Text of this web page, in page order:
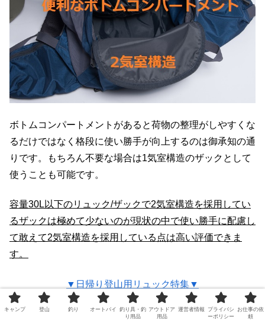
ボトムコンパートメントがあると荷物の整理がしやすくな
るだけではなく格段に使い勝手が向上するのは御承知の通
りです。もちろん不要な場合は1気室構造のザックとして
使うことも可能です。
容量30L以下のリュック/ザックで2気室構造を採用してい
るザックは極めて少ないのが現状の中で使い勝手に配慮し
て敢えて2気室構造を採用している点は高い評価できま
す。
▼日帰り登山用リュック特集▼
日帰り登山用ザックおすすめ10選～容量30Lクラ
キャンプ 登山 釣り オートバイ 釣り具・釣
り用品
アウトドア
用品
運営者情報
プライバシ
ーポリシー
お仕事の依
頼